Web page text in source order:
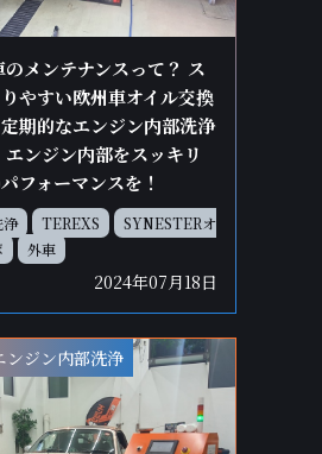
メンテナンスって？ ス
やすい欧州車オイル交換
期的なエンジン内部洗浄
ンジン内部をスッキリ
フォーマンスを！
浄 TEREXS
SYNESTERオ
外車
2024年07月18日
ンジン内部洗浄